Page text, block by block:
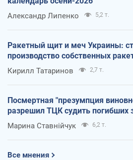
Александр Липенко 5,2 т.
Ракетный щит и меч Украины:
производство собственных
Кирилл Татаринов 2,7 т.
Посмертная "презумпция
разрешил ТЦК судить погибших
Марина Ставнійчук 6,2 т.
Все мнения